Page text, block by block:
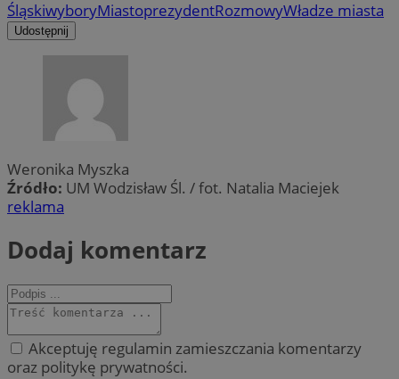
ŚląskiwyboryMiastoprezydentRozmowyWładze miasta
Udostępnij
Weronika Myszka
Źródło: UM Wodzisław Śl. / fot. Natalia Maciejek
reklama
Dodaj komentarz
Akceptuję regulamin zamieszczania komentarzy
oraz politykę prywatności.